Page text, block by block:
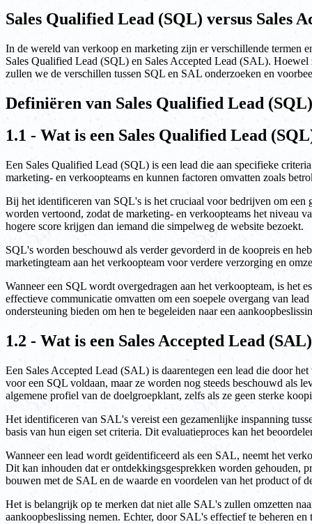
Sales Qualified Lead (SQL) versus Sales
In de wereld van verkoop en marketing zijn er verschillende termen
Sales Qualified Lead (SQL) en Sales Accepted Lead (SAL).
zullen we de verschillen tussen SQL en SAL onderzoeken en
Definiëren van Sales Qualified Lead
1.1 - Wat is een Sales Qualified Lead
Een Sales Qualified Lead (SQL) is een lead die aan specifieke
marketing- en verkoopteams en kunnen factoren omvatten zoals
Bij het identificeren van SQL's is het cruciaal voor bedrijven om een
worden vertoond, zodat de marketing- en verkoopteams het niveau
hogere score krijgen dan iemand die simpelweg de website bezoekt.
SQL's worden beschouwd als verder gevorderd in de koopreis en
marketingteam aan het verkoopteam voor verdere verzorging en
Wanneer een SQL wordt overgedragen aan het verkoopteam, is het
effectieve communicatie omvatten om een soepele overgang van
ondersteuning bieden om hen te begeleiden naar een
1.2 - Wat is een Sales Accepted Lead
Een Sales Accepted Lead (SAL) is daarentegen een lead die door
voor een SQL voldaan, maar ze worden nog steeds beschouwd als
algemene profiel van de doelgroepklant, zelfs als ze geen sterke
Het identificeren van SAL's vereist een gezamenlijke inspanning
basis van hun eigen set criteria. Dit evaluatieproces kan het
Wanneer een lead wordt geïdentificeerd als een SAL, neemt het
Dit kan inhouden dat er ontdekkingsgesprekken worden gehouden,
bouwen met de SAL en de waarde en voordelen van het product of
Het is belangrijk op te merken dat niet alle SAL's zullen omzetten
aankoopbeslissing nemen. Echter, door SAL's effectief te beheren